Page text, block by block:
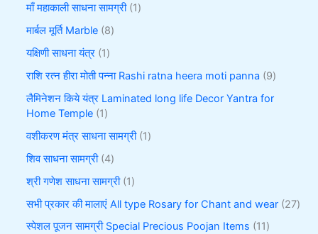
माँ महाकाली साधना सामग्री 1
मार्बल मूर्ति Marble 8
यक्षिणी साधना यंत्र 1
राशि रत्न हीरा मोती पन्ना Rashi ratna heera moti panna 9
लैमिनेशन किये यंत्र Laminated long life Decor Yantra for
Home Temple 1
वशीकरण मंत्र साधना सामग्री 1
शिव साधना सामग्री 4
श्री गणेश साधना सामग्री 1
सभी प्रकार की मालाएं All type Rosary for Chant and wear 27
स्पेशल पूजन सामग्री Special Precious Poojan Items 11